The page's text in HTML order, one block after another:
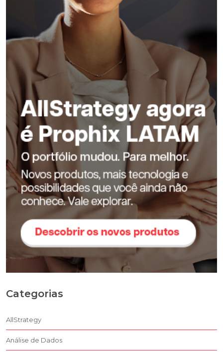
Categorias
AllStrategy
Análise de Dados